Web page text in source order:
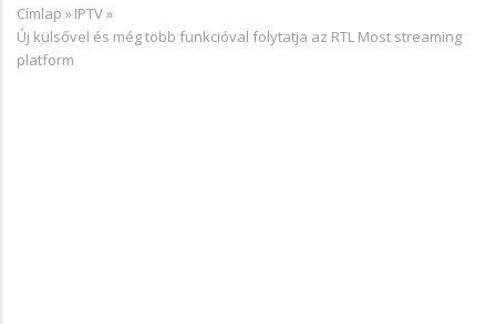
Morzsa
Címlap »IPTV»
Új külsővel és még több funkcióval folytatja az RTL Most streaming
platform